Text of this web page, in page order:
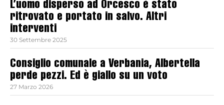
L’uomo disperso ad Orcesco è stato
ritrovato e portato in salvo. Altri
interventi
30 Settembre 2025
Consiglio comunale a Verbania, Albertella
perde pezzi. Ed è giallo su un voto
27 Marzo 2026